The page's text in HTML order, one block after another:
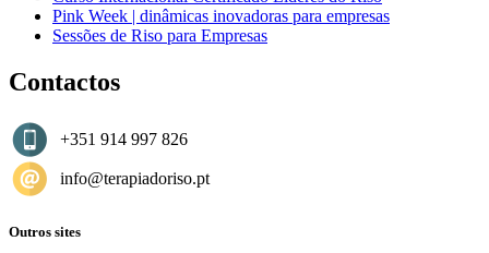
Pink Week | dinâmicas inovadoras para empresas
Sessões de Riso para Empresas
Contactos
+351 914 997 826
info@terapiadoriso.pt
Outros sites